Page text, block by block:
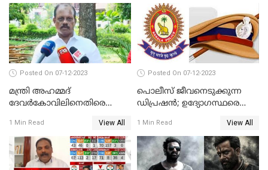
കോളേജ് മൈതാനം
Posted On 07-12-2023
മന്ത്രി അഹമ്മദ്
ദേവർകോവിലിനെതിരെ
ആരോപണത്തിൽ
അന്വേഷണം
1 Min Read View All
Posted On 07-12-2023
പൊലീസ് ജീവനെടുക്കുന്ന
ഡിപ്രഷൻ; ഉദ്യോഗസ്ഥരെ
നടപടികളുമായി ഡിജിപി
1 Min Read View All